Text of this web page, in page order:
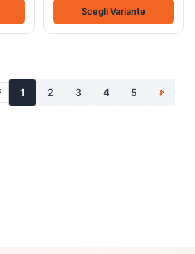
Scegli Variante
1 2 3 4 5 >